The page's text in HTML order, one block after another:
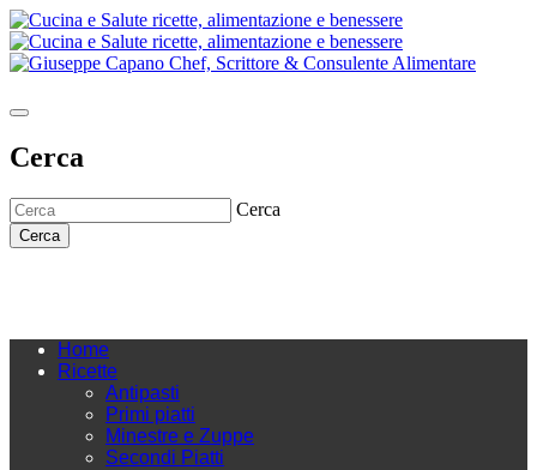
Cerca
Cerca
Cerca
Home
Ricette
Antipasti
Primi piatti
Minestre e Zuppe
Secondi Piatti